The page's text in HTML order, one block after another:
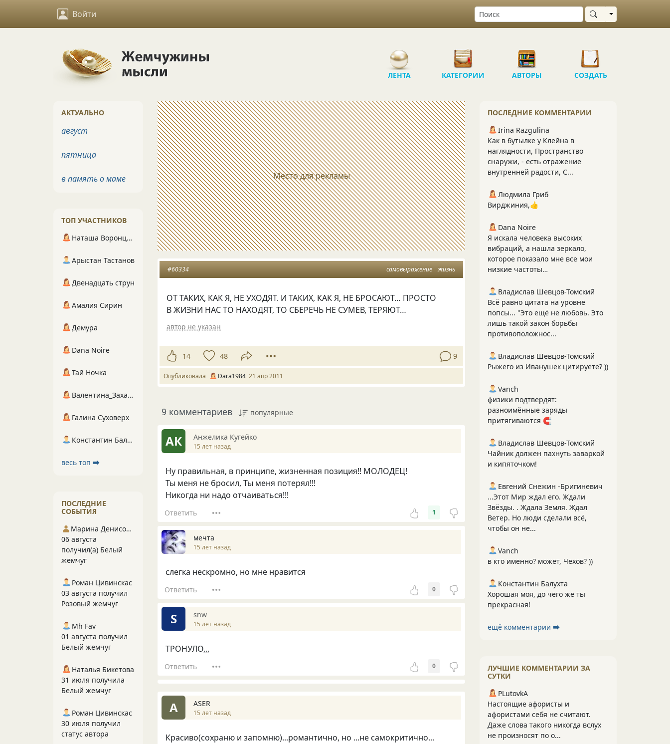
Войти Выбрать область
ЛЕНТА КАТЕГОРИИ АВТОРЫ СОЗДАТЬ
Место для рекламы
самовыражение жизнь
#60334
ОТ ТАКИХ, КАК Я, НЕ УХОДЯТ. И ТАКИХ, КАК Я, НЕ БРОСАЮТ… ПРОСТО
В ЖИЗНИ НАС ТО НАХОДЯТ, ТО СБЕРЕЧЬ НЕ СУМЕВ, ТЕРЯЮТ…
автор не указан
14 48 9
Опубликовала Dara1984 21 апр 2011
9 комментариев популярные
АК Анжелика Кугейко
15 лет назад
Ну правильная, в принципе, жизненная позиция!! МОЛОДЕЦ!
Ты меня не бросил, Ты меня потерял!!!
Никогда ни надо отчаиваться!!!
Ответить 1
мечта
15 лет назад
слегка нескромно, но мне нравится
Ответить 0
S snw
15 лет назад
ТРОНУЛО,,,
Ответить 0
A ASER
15 лет назад
Красиво(сохраню и запомню)...романтично, но ...не самокритично...
ПОСЛЕДНИЕ КОММЕНТАРИИ
Irina Razgulina
Как в бутылке у Клейна в
наглядности, Пространство
снаружи, - есть отражение
внутренней радости, С...
Людмила Гриб
Вирджиния,👍
Dana Noire
Я искала человека высоких
вибраций, а нашла зеркало,
которое показало мне все мои
низкие частоты…
Владислав Шевцов-Томский
Всё равно цитата на уровне
попсы... "Это ещё не любовь. Это
лишь такой закон борьбы
противоположнос...
Владислав Шевцов-Томский
Рыжего из Иванушек цитируете? ))
Vanch
физики подтвердят:
разноимённые заряды
притягиваются 🧲
Владислав Шевцов-Томский
Чайник должен пахнуть заваркой
и кипяточком!
Евгений Снежин -Бригиневич
...Этот Мир ждал его. Ждали
Звёзды. . Ждала Земля. Ждал
Ветер. Но люди сделали всё,
чтобы он не...
Vanch
в кто именно? может, Чехов? ))
Константин Балухта
Хорошая моя, до чего же ты
прекрасная!
ещё комментарии ⮕
ЛУЧШИЕ КОММЕНТАРИИ ЗА
СУТКИ
PLutоvkА
Настоящие афористы и
афористами себя не считают.
Даже слова такого никогда вслух
не произносят по о...
АКТУАЛЬНО
август
пятница
в память о маме
ТОП УЧАСТНИКОВ
Наташа Воронцова
Арыстан Тастанов
Двенадцать струн
Амалия Сирин
Демура
Dana Noire
Тай Ночка
Валентина_Захарова
Галина Суховерх
Константин Балухта
весь топ ⮕
ПОСЛЕДНИЕ
СОБЫТИЯ
Марина Денисова 5
06 августа
получил(а) Белый
жемчуг
Роман Цивинскас
03 августа получил
Розовый жемчуг
Mh Fav
01 августа получил
Белый жемчуг
Наталья Бикетова
31 июля получила
Белый жемчуг
Роман Цивинскас
30 июля получил
статус автора